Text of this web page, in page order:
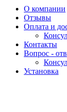
О компании
Отзывы
Оплата и
Контакты
Вопрос -
Установка